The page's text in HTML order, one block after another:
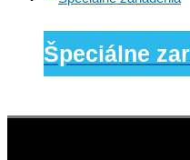
Špeciálne